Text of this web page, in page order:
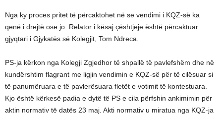
Nga ky proces pritet të përcaktohet në se vendimi i KQZ-së ka
qenë i drejtë ose jo. Relator i kësaj çështjeje është përcaktuar
gjyqtari i Gjykatës së Kolegjit, Tom Ndreca.
PS-ja kërkon nga Kolegji Zgjedhor të shpallë të pavlefshëm dhe në
kundërshtim flagrant me ligjin vendimin e KQZ-së për të cilësuar si
të panumëruara e të pavlerësuara fletët e votimit të kontestuara.
Kjo është kërkesë padia e dytë të PS e cila përfshin ankimimin për
aktin normativ të datës 23 maj. Akti normativ u miratua nga KQZ-ja